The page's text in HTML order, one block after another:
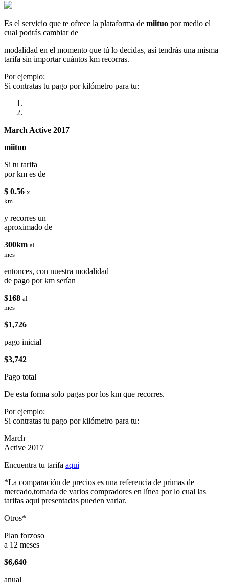
Es el servicio que te ofrece la plataforma de miituo por medio el
cual podrás cambiar de
modalidad en el momento que tú lo decidas, así tendrás una misma
tarifa sin importar cuántos km recorras.
Por ejemplo:
Si contratas tu pago por kilómetro para tu:
March Active 2017
miituo
Si tu tarifa
por km es de
$ 0.56 x
km
y recorres un
aproximado de
300km al
mes
entonces, con nuestra modalidad
de pago por km serían
$168 al
mes
$1,726
pago inicial
$3,742
Pago total
De esta forma solo pagas por los km que recorres.
Por ejemplo:
Si contratas tu pago por kilómetro para tu:
March
Active 2017
Encuentra tu tarifa aqui
*La comparación de precios es una referencia de primas de
mercado,tomada de varios compradores en línea por lo cual las
tarifas aqui presentadas pueden variar.
Otros*
Plan forzoso
a 12 meses
$6,640
anual